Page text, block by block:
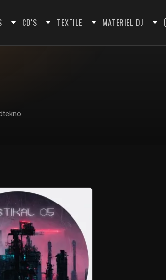
CD'S TEXTILE MATERIEL DJ